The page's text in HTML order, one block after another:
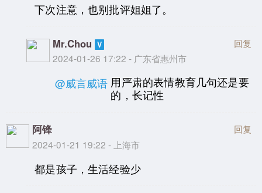
下次注意，也别批评姐姐了。
Mr.Chou
2024-01-26 17:22 - 广东省惠州市
回复
@威言威语 用严肃的表情教育几句还是要
的，长记性
阿锋
2024-01-21 19:22 - 上海市
回复
都是孩子，生活经验少